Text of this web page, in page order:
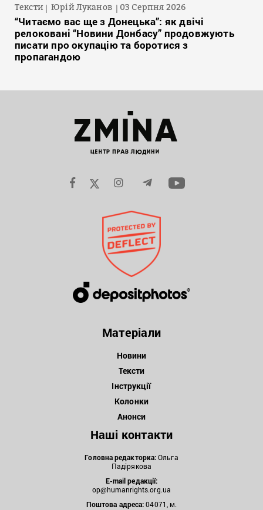
Тексти Юрій Луканов 03 Серпня 2026
“Читаємо вас ще з Донецька”: як двічі
релоковані “Новини Донбасу” продовжують
писати про окупацію та боротися з
пропагандою
Матеріали
Новини
Тексти
Інструкції
Колонки
Анонси
Наші контакти
Головна редакторка:Ольга
Падірякова
E-mail редакції:
op@humanrights.org.ua
Поштова адреса:04071, м.